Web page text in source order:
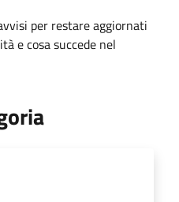
per restare aggiornati
e cosa succede nel